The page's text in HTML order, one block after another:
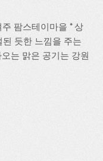
팜스테이마을 * 상
듯한 느낌을 주는
는 맑은 공기는 강원